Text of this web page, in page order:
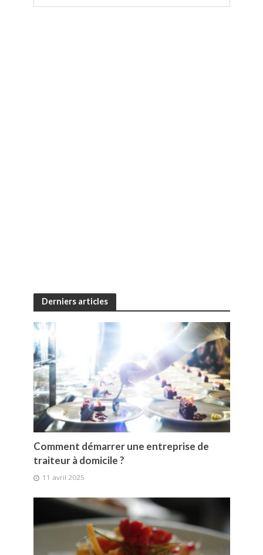
Derniers articles
Comment démarrer une entreprise de
traiteur à domicile ?
11 avril 2025